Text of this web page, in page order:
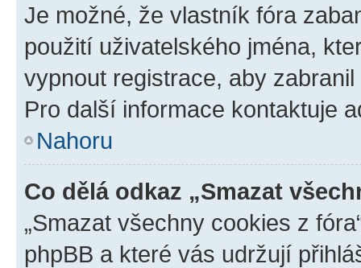
Je možné, že vlastník fóra
použití uživatelského jména,
vypnout registrace, aby
Pro další informace kontaktuje
Nahoru
Co dělá odkaz „Smazat
„Smazat všechny cookies z
phpBB a které vás udržují